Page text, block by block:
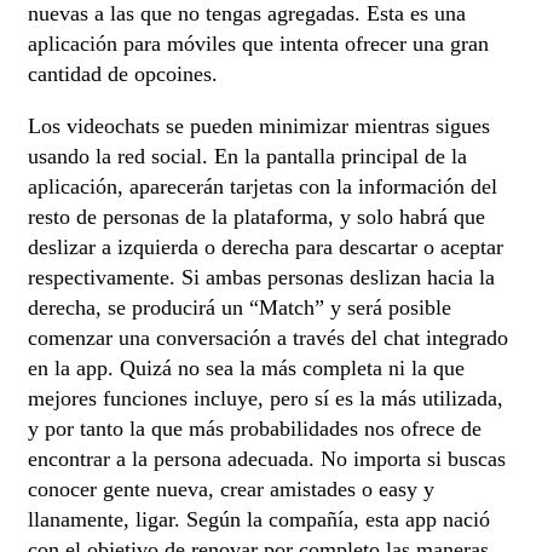
nuevas a las que no tengas agregadas. Esta es una
aplicación para móviles que intenta ofrecer una gran
cantidad de opcoines.
Los videochats se pueden minimizar mientras sigues
usando la red social. En la pantalla principal de la
aplicación, aparecerán tarjetas con la información del
resto de personas de la plataforma, y solo habrá que
deslizar a izquierda o derecha para descartar o aceptar
respectivamente. Si ambas personas deslizan hacia la
derecha, se producirá un “Match” y será posible
comenzar una conversación a través del chat integrado
en la app. Quizá no sea la más completa ni la que
mejores funciones incluye, pero sí es la más utilizada,
y por tanto la que más probabilidades nos ofrece de
encontrar a la persona adecuada. No importa si buscas
conocer gente nueva, crear amistades o easy y
llanamente, ligar. Según la compañía, esta app nació